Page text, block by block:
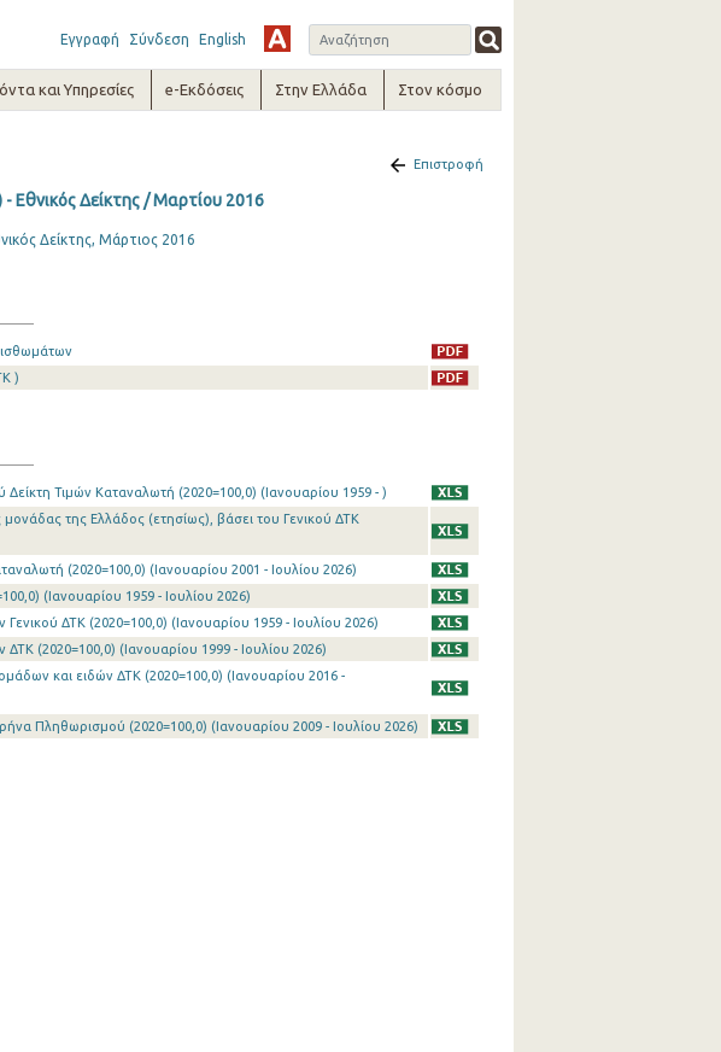
Εγγραφή Σύνδεση English
και Υπηρεσίες e-Εκδόσεις Στην Ελλάδα Στον κόσμο
Επιστροφή
Εθνικός Δείκτης / Μαρτίου 2016
Δείκτης, Μάρτιος 2016
)
Δείκτη Τιμών Καταναλωτή (2020=100,0) (Ιανουαρίου 1959 - )
μονάδας της Ελλάδος (ετησίως), βάσει του Γενικού ΔΤΚ
(2020=100,0) (Ιανουαρίου 2001 - Ιουλίου 2026)
(Ιανουαρίου 1959 - Ιουλίου 2026)
ΔΤΚ (2020=100,0) (Ιανουαρίου 1959 - Ιουλίου 2026)
(2020=100,0) (Ιανουαρίου 1999 - Ιουλίου 2026)
και ειδών ΔΤΚ (2020=100,0) (Ιανουαρίου 2016 -
Πληθωρισμού (2020=100,0) (Ιανουαρίου 2009 - Ιουλίου 2026)